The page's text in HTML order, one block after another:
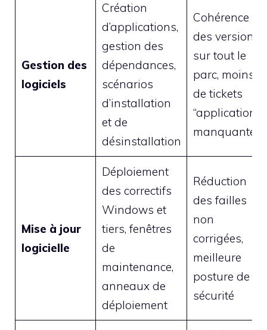
Gestion des
logiciels
Création
d’applications,
gestion des
dépendances,
scénarios
d’installation
et de
désinstallation
Cohérence
des versions
sur tout le
parc, moins
de tickets
“application
manquante”
Mise à jour
logicielle
Déploiement
des correctifs
Windows et
tiers, fenêtres
de
maintenance,
anneaux de
déploiement
Réduction
des failles
non
corrigées,
meilleure
posture de
sécurité